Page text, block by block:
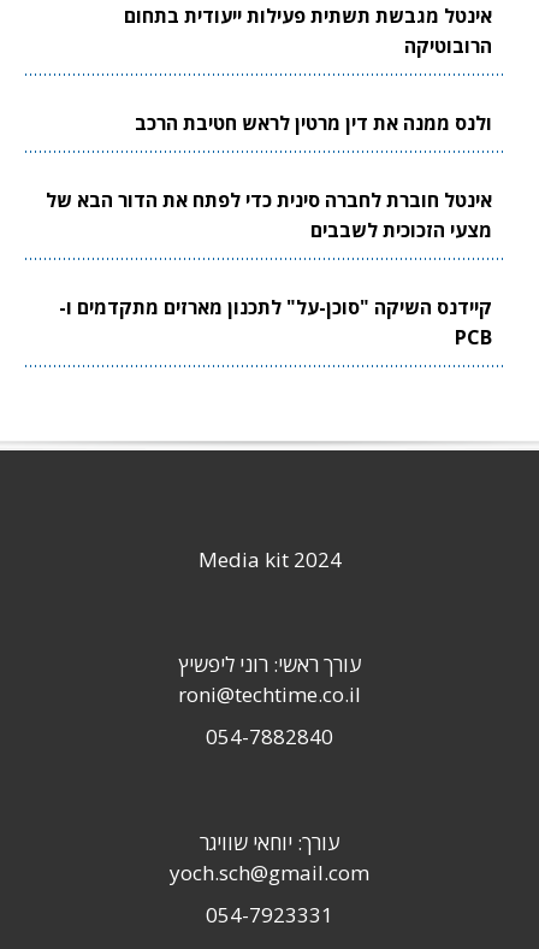
אינטל מגבשת תשתית פעילות ייעודית בתחום
הרובוטיקה
ולנס ממנה את דין מרטין לראש חטיבת הרכב
אינטל חוברת לחברה סינית כדי לפתח את הדור הבא של
מצעי הזכוכית לשבבים
קיידנס השיקה "סוכן-על" לתכנון מארזים מתקדמים ו-
PCB
Media kit 2024
עורך ראשי: רוני ליפשיץ
roni@techtime.co.il
054-7882840
עורך: יוחאי שוויגר
yoch.sch@gmail.com
054-7923331